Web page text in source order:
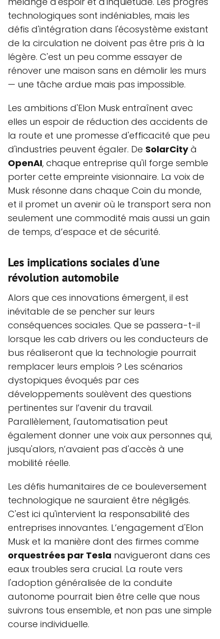
technologiques sont indéniables, mais les
défis d'intégration dans l'écosystème existant
de la circulation ne doivent pas être pris à la
légère. C'est un peu comme essayer de
rénover une maison sans en démolir les murs
— une tâche ardue mais pas impossible.
Les ambitions d'Elon Musk entraînent avec
elles un espoir de réduction des accidents de
la route et une promesse d'efficacité que peu
d'industries peuvent égaler. De SolarCityà
OpenAI, chaque entreprise qu'il forge semble
porter cette empreinte visionnaire. La voix de
Musk résonne dans chaque Coin du monde,
et il promet un avenir où le transport sera non
seulement une commodité mais aussi un gain
de temps, d’espace et de sécurité.
Les implications sociales d'une
révolution automobile
Alors que ces innovations émergent, il est
inévitable de se pencher sur leurs
conséquences sociales. Que se passera-t-il
lorsque les cab drivers ou les conducteurs de
bus réaliseront que la technologie pourrait
remplacer leurs emplois ? Les scénarios
dystopiques évoqués par ces
développements soulèvent des questions
pertinentes sur l’avenir du travail.
Parallèlement, l'automatisation peut
également donner une voix aux personnes qui,
jusqu'alors, n’avaient pas d'accès à une
mobilité réelle.
Les défis humanitaires de ce bouleversement
technologique ne sauraient être négligés.
C'est ici qu'intervient la responsabilité des
entreprises innovantes. L’engagement d'Elon
Musk et la manière dont des firmes comme
orquestrées par Tesla navigueront dans ces
eaux troubles sera crucial. La route vers
l'adoption généralisée de la conduite
autonome pourrait bien être celle que nous
suivrons tous ensemble, et non pas une simple
course individuelle.